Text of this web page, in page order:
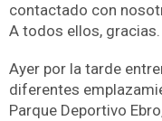
contactado con
A todos ellos, gracias.
Ayer por la tarde
diferentes
Parque Deportivo